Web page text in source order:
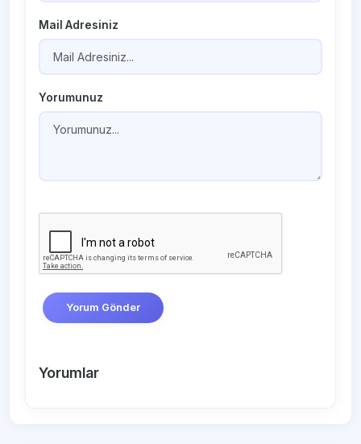
Mail Adresiniz
Yorumunuz
Yorum Gönder
Yorumlar